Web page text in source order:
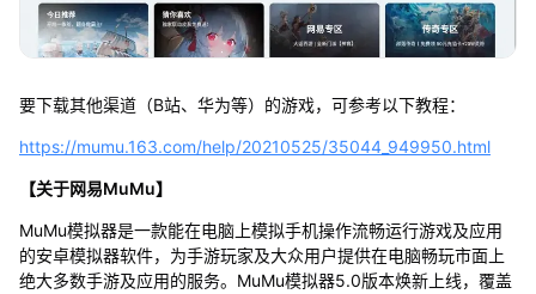
要下载其他渠道（B站、华为等）的游戏，可参考以下教程：
https://mumu.163.com/help/20210525/35044_949950.html
【关于网易MuMu】
MuMu模拟器是一款能在电脑上模拟手机操作流畅运行游戏及应用
的安卓模拟器软件，为手游玩家及大众用户提供在电脑畅玩市面上
绝大多数手游及应用的服务。MuMu模拟器5.0版本焕新上线，覆盖